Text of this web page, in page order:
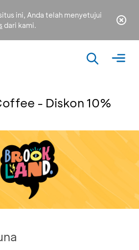
ini, Anda telah menyetujui
dari kami.
- Diskon 10%